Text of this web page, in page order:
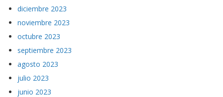
diciembre 2023
noviembre 2023
octubre 2023
septiembre 2023
agosto 2023
julio 2023
junio 2023